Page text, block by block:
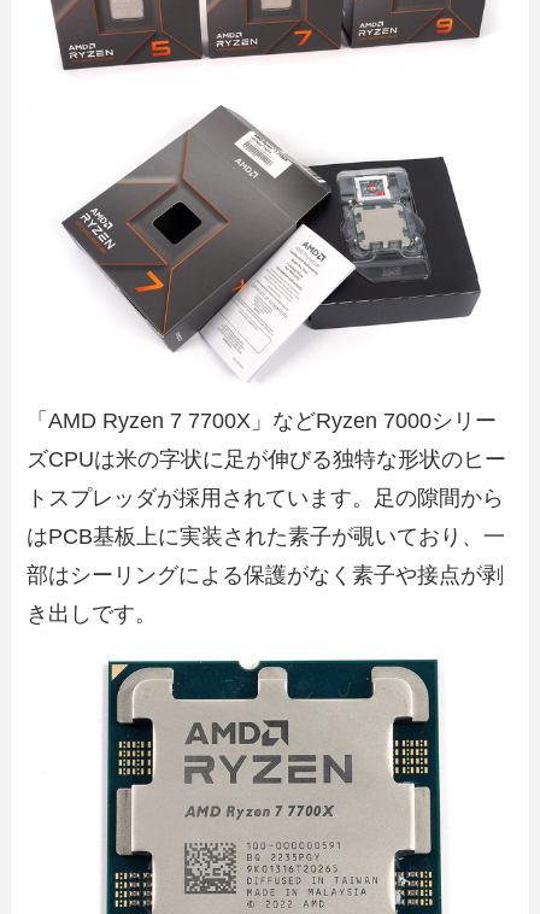
「AMD Ryzen 7 7700X」などRyzen 7000シリー
ズCPUは米の字状に足が伸びる独特な形状のヒー
トスプレッダが採用されています。足の隙間から
はPCB基板上に実装された素子が覗いており、一
部はシーリングによる保護がなく素子や接点が剥
き出しです。